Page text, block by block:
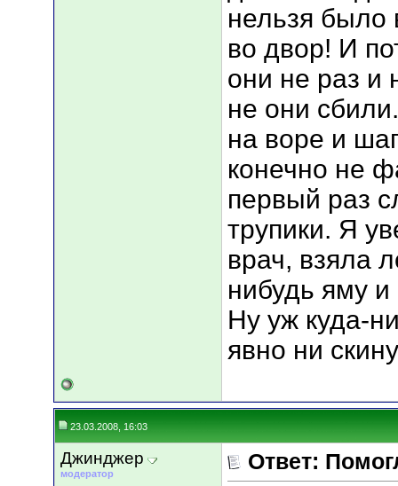
нельзя
во двор! И
они не раз и
не они
на воре и
конечно не
первый раз
трупики. Я
врач, взяла
нибудь яму и
Ну уж куда-
явно ни
23.03.2008, 16:03
Джинджер
модератор Ответ: